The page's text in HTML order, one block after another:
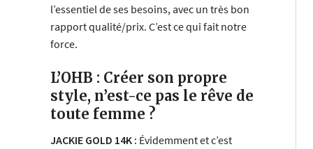
l’essentiel de ses besoins, avec un très bon
rapport qualité/prix. C’est ce qui fait notre
force.
L’OHB : Créer son propre
style, n’est-ce pas le rêve de
toute femme ?
JACKIE GOLD 14K : Évidemment et c’est